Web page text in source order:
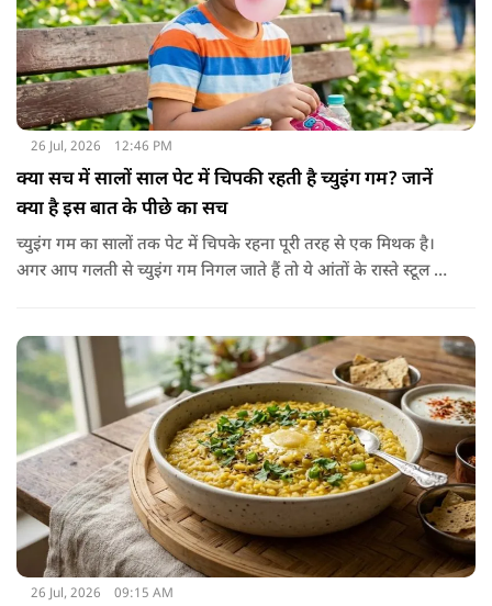
26 Jul, 2026 12:46 PM
क्या सच में सालों साल पेट में चिपकी रहती है च्युइंग गम? जानें
क्या है इस बात के पीछे का सच
च्युइंग गम का सालों तक पेट में चिपके रहना पूरी तरह से एक मिथक है।
अगर आप गलती से च्युइंग गम निगल जाते हैं तो ये आंतों के रास्ते स्टूल में
नहीं बनाता जो इसे तोड़ सके या पचा सके।
26 Jul, 2026 09:15 AM